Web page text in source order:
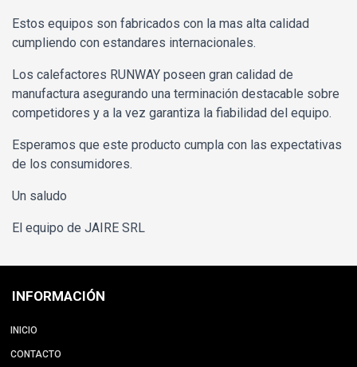
Estos equipos son fabricados con la mas alta calidad
cumpliendo con estandares internacionales.
Los calefactores RUNWAY poseen gran calidad de
manufactura asegurando una terminación destacable sobre
competidores y a la vez garantiza la fiabilidad del equipo.
Esperamos que este producto cumpla con las expectativas
de los consumidores.
Un saludo
El equipo de JAIRE SRL
INFORMACIÓN
INICIO
CONTACTO